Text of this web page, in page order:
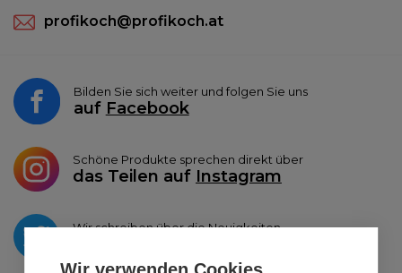
profikoch@profikoch.at
Bilden Sie sich weiter und folgen Sie uns
auf Facebook
Schöne Produkte sprechen direkt über
das Teilen auf Instagram
Wir schreiben über die Neuigkeiten